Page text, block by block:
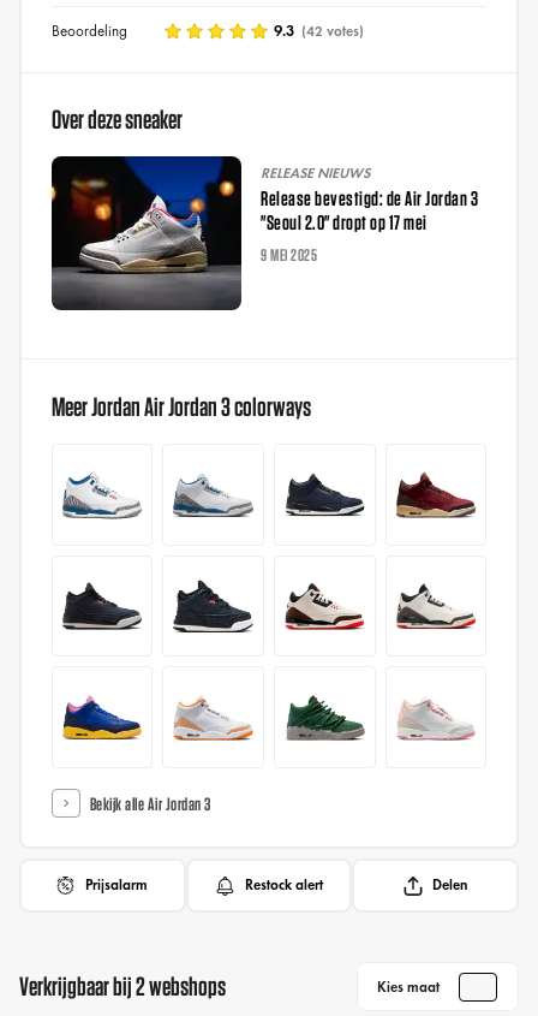
Beoordeling 9.3 (42 votes)
Over deze sneaker
RELEASE NIEUWS
Release bevestigd: de Air Jordan 3
"Seoul 2.0" dropt op 17 mei
9 MEI 2025
Meer Jordan Air Jordan 3 colorways
Bekijk alle Air Jordan 3
Prijsalarm Restock alert Delen
Verkrijgbaar bij 2 webshops Kies maat